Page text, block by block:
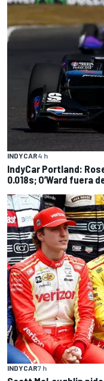
INDYCAR4 h
IndyCar Portland:
0.018s; O’Ward fuera
INDYCAR7 h